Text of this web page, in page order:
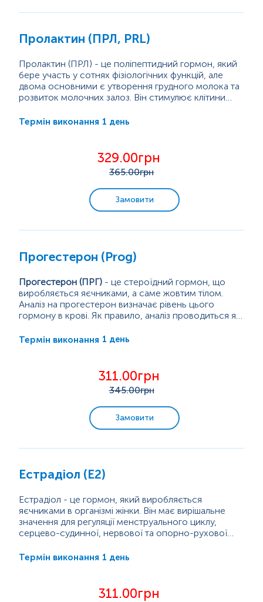
Генетичні дослідження
Бактеріологічні дослідження
Мікробіологічна експрес-діагностика
Цитологічні дослідження
Гістологічні дослідження
Мікроелементи та важкі метали
Пролактин (ПРЛ, PRL)
Пролактин (ПРЛ) - це поліпептидний гормон, який
бере участь у сотнях фізіологічних функцій, але
двома основними є утворення грудного молока та
розвиток молочних залоз. Він стимулює клітини
синтезувати компоненти молока, включаючи
в періоди підвищеного рівня прогестерону (тобто
Термін виконання 1 день
329.00грн
365.00грн
Замовити
Прогестерон (Prog)
Прогестерон (ПРГ) - це стероїдний гормон, що
виробляється яєчниками, а саме жовтим тілом.
Аналіз на прогестерон визначає рівень цього
гормону в крові. Як правило, аналіз проводиться як
даний стероїд відіграє головну роль в підготовці
слизової оболонки матки – ендометрію, в цей
період цикл жінки проходить фолікулярну фазу.
Термін виконання 1 день
311.00грн
345.00грн
Замовити
Естрадіол (Е2)
Естрадіол - це гормон, який виробляється
яєчниками в організмі жінки. Він має вирішальне
значення для регуляції менструального циклу,
серцево-судинної, нервової та опорно-рухової
естрадіол (E2), естріол (E3) і естетрол (E4).
який забезпечує розвиток статевих органів, появу
Термін виконання 1 день
311.00грн